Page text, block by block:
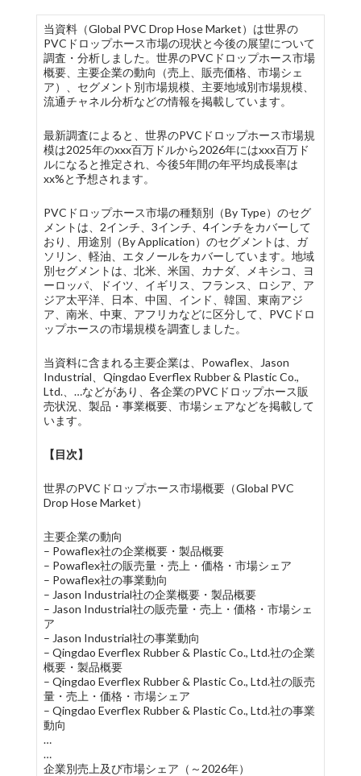
当資料（Global PVC Drop Hose Market）は世界の
PVCドロップホース市場の現状と今後の展望について
調査・分析しました。世界のPVCドロップホース市場
概要、主要企業の動向（売上、販売価格、市場シェ
ア）、セグメント別市場規模、主要地域別市場規模、
流通チャネル分析などの情報を掲載しています。
最新調査によると、世界のPVCドロップホース市場規
模は2025年のxxx百万ドルから2026年にはxxx百万ド
ルになると推定され、今後5年間の年平均成長率は
xx%と予想されます。
PVCドロップホース市場の種類別（By Type）のセグ
メントは、2インチ、3インチ、4インチをカバーして
おり、用途別（By Application）のセグメントは、ガ
ソリン、軽油、エタノールをカバーしています。地域
別セグメントは、北米、米国、カナダ、メキシコ、ヨ
ーロッパ、ドイツ、イギリス、フランス、ロシア、ア
ジア太平洋、日本、中国、インド、韓国、東南アジ
ア、南米、中東、アフリカなどに区分して、PVCドロ
ップホースの市場規模を調査しました。
当資料に含まれる主要企業は、Powaflex、Jason
Industrial、Qingdao Everflex Rubber & Plastic Co.,
Ltd.、…などがあり、各企業のPVCドロップホース販
売状況、製品・事業概要、市場シェアなどを掲載して
います。
【目次】
世界のPVCドロップホース市場概要（Global PVC
Drop Hose Market）
主要企業の動向
– Powaflex社の企業概要・製品概要
– Powaflex社の販売量・売上・価格・市場シェア
– Powaflex社の事業動向
– Jason Industrial社の企業概要・製品概要
– Jason Industrial社の販売量・売上・価格・市場シェ
ア
– Jason Industrial社の事業動向
– Qingdao Everflex Rubber & Plastic Co., Ltd.社の企業
概要・製品概要
– Qingdao Everflex Rubber & Plastic Co., Ltd.社の販売
量・売上・価格・市場シェア
– Qingdao Everflex Rubber & Plastic Co., Ltd.社の事業
動向
…
…
企業別売上及び市場シェア（～2026年）